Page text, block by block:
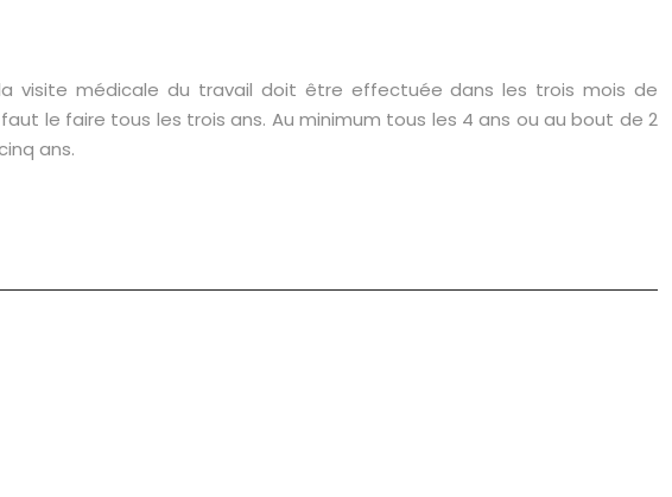
visite médicale du travail doit être effectuée dans les trois mois de
le faire tous les trois ans. Au minimum tous les 4 ans ou au bout de 2
ans.